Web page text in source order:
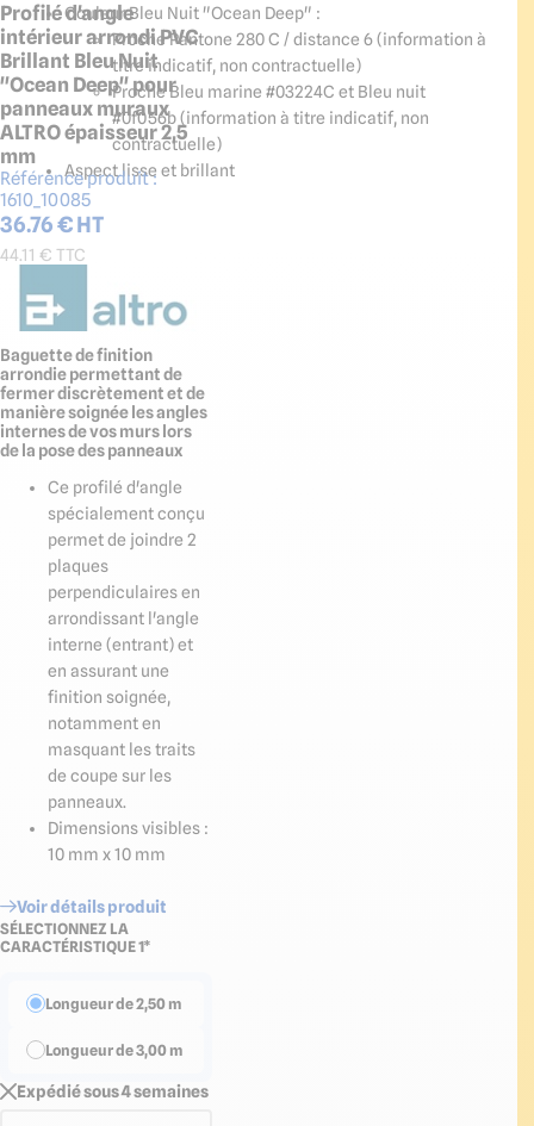
Profilé d'angle
intérieur arrondi PVC
Brillant Bleu Nuit
"Ocean Deep" pour
panneaux muraux
ALTRO épaisseur 2,5
mm
Référence produit :
1610_10085
36.76€ HT
44.11 € TTC
Baguette de finition
arrondie permettant de
fermer discrètement et de
manière soignée les angles
internes de vos murs lors
de la pose des panneaux
Ce profilé d'angle
spécialement conçu
permet de joindre 2
plaques
perpendiculaires en
arrondissant l'angle
interne (entrant) et
en assurant une
finition soignée,
notamment en
masquant les traits
de coupe sur les
panneaux.
Dimensions visibles :
10 mm x 10 mm
Voir détails produit
SÉLECTIONNEZ LA
CARACTÉRISTIQUE 1*
Longueur de 2,50 m
Longueur de 3,00 m
Expédié sous 4 semaines
Couleur Bleu Nuit "Ocean Deep" :
Proche Pantone 280 C / distance 6 (information à
titre indicatif, non contractuelle)
Proche Bleu marine #03224C et Bleu nuit
#0f056b (information à titre indicatif, non
contractuelle)
Aspect lisse et brillant